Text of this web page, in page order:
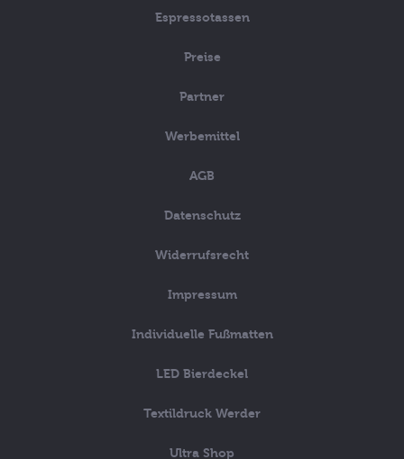
Espressotassen
Preise
Partner
Werbemittel
AGB
Datenschutz
Widerrufsrecht
Impressum
Individuelle Fußmatten
LED Bierdeckel
Textildruck Werder
Ultra Shop